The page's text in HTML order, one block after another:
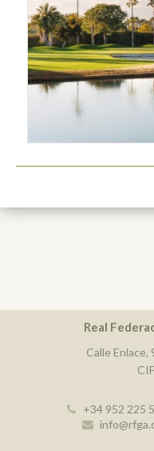
Real
Calle Enlace,
+34 952 225